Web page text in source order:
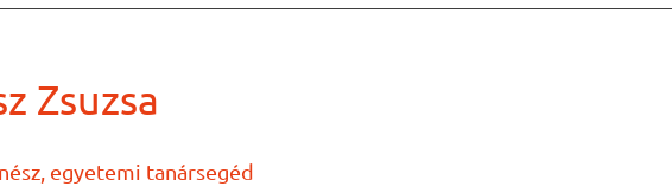
Zsuzsa
egyetemi tanársegéd